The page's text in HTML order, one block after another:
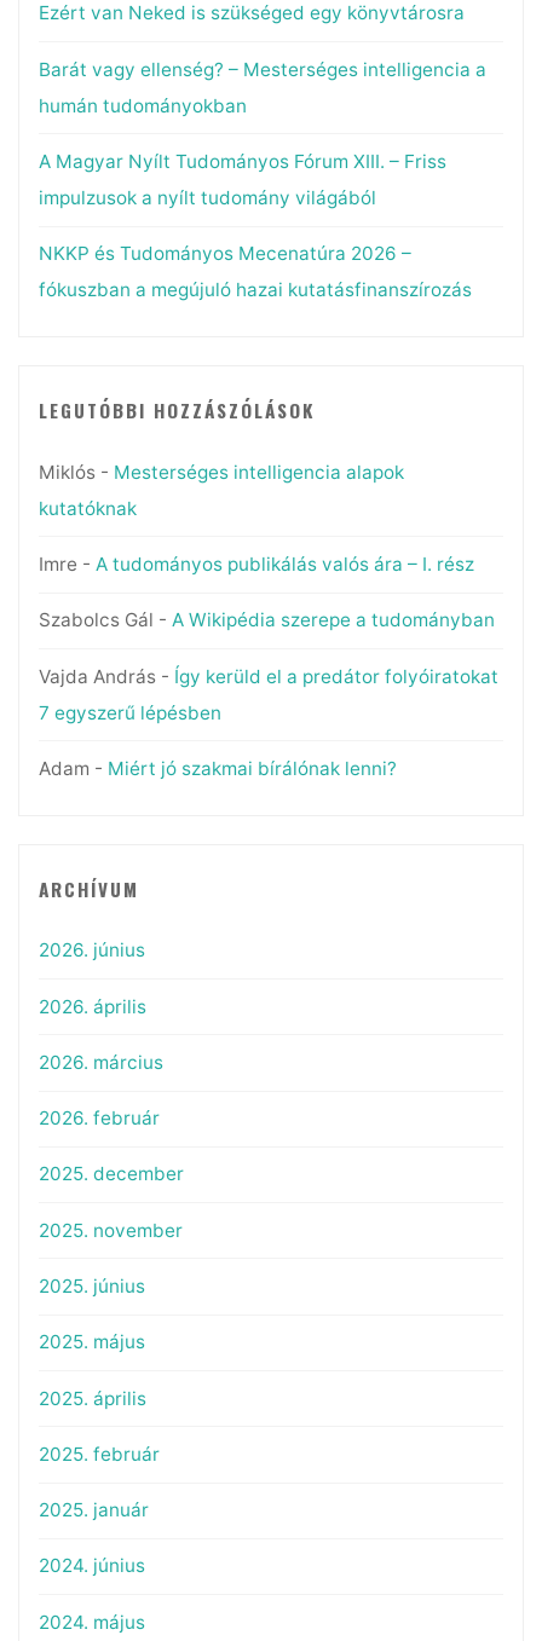
Ezért van Neked is szükséged egy könyvtárosra
Barát vagy ellenség? – Mesterséges intelligencia a
humán tudományokban
A Magyar Nyílt Tudományos Fórum XIII. – Friss
impulzusok a nyílt tudomány világából
NKKP és Tudományos Mecenatúra 2026 –
fókuszban a megújuló hazai kutatásfinanszírozás
LEGUTÓBBI HOZZÁSZÓLÁSOK
Miklós- Mesterséges intelligencia alapok
kutatóknak
Imre - A tudományos publikálás valós ára – I. rész
Szabolcs Gál - A Wikipédia szerepe a tudományban
Vajda András- Így kerüld el a predátor folyóiratokat
7 egyszerű lépésben
Adam - Miért jó szakmai bírálónak lenni?
ARCHÍVUM
2026. június
2026. április
2026. március
2026. február
2025. december
2025. november
2025. június
2025. május
2025. április
2025. február
2025. január
2024. június
2024. május